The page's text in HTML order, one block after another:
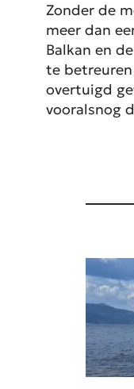
Zonder de
meer dan
Balkan en
te
overtuigd
vooralsnog